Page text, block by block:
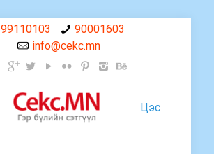
99110103
90001603
info@cekc.mn
Цэс